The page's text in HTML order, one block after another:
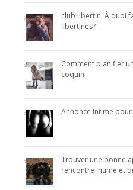
club libertin: À quoi
libertines?
Comment planifier
coquin
Annonce intime
Trouver une bonne
rencontre intime et